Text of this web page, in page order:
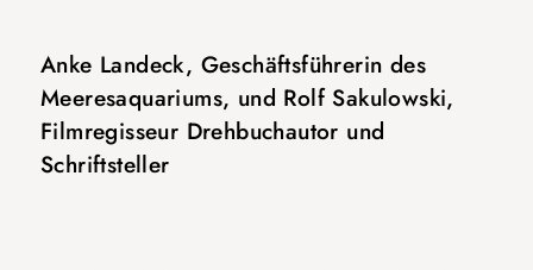
Anke Landeck, Geschäftsführerin des
Meeresaquariums, und Rolf Sakulowski,
Filmregisseur Drehbuchautor und
Schriftsteller